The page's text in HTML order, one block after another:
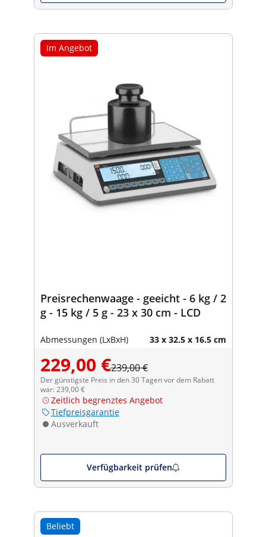
Im Angebot
Preisrechenwaage - geeicht - 6 kg / 2
g - 15 kg / 5 g - 23 x 30 cm - LCD
Abmessungen (LxBxH) 33 x 32.5 x 16.5 cm
229,00 €239,00 €
Der günstigste Preis in den 30 Tagen vor dem Rabatt
war: 239,00 €
Zeitlich begrenztes Angebot
Tiefpreisgarantie
Ausverkauft
Verfügbarkeit prüfen
Beliebt